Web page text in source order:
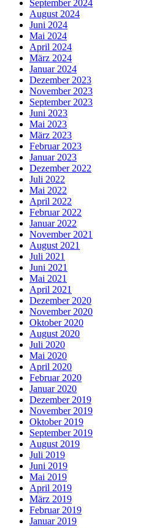
September 2024
August 2024
Juni 2024
Mai 2024
April 2024
März 2024
Januar 2024
Dezember 2023
November 2023
September 2023
Juni 2023
Mai 2023
März 2023
Februar 2023
Januar 2023
Dezember 2022
Juli 2022
Mai 2022
April 2022
Februar 2022
Januar 2022
November 2021
August 2021
Juli 2021
Juni 2021
Mai 2021
April 2021
Dezember 2020
November 2020
Oktober 2020
August 2020
Juli 2020
Mai 2020
April 2020
Februar 2020
Januar 2020
Dezember 2019
November 2019
Oktober 2019
September 2019
August 2019
Juli 2019
Juni 2019
Mai 2019
April 2019
März 2019
Februar 2019
Januar 2019